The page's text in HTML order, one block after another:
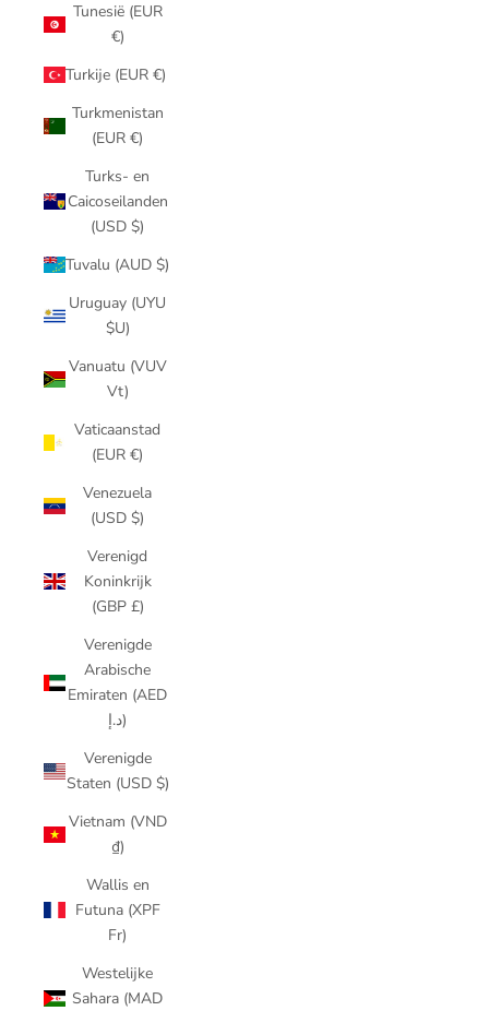
Tunesië (EUR
€)
Turkije (EUR €)
Turkmenistan
(EUR €)
Turks- en
Caicoseilanden
(USD $)
Tuvalu (AUD $)
Uruguay (UYU
$U)
Vanuatu (VUV
Vt)
Vaticaanstad
(EUR €)
Venezuela
(USD $)
Verenigd
Koninkrijk
(GBP £)
Verenigde
Arabische
Emiraten (AED
د.إ)
Verenigde
Staten (USD $)
Vietnam (VND
₫)
Wallis en
Futuna (XPF
Fr)
Westelijke
Sahara (MAD